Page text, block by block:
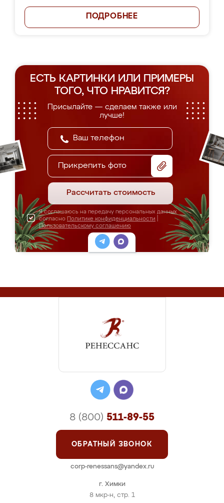
ПОДРОБНЕЕ
ЕСТЬ КАРТИНКИ ИЛИ ПРИМЕРЫ
ТОГО, ЧТО НРАВИТСЯ?
Присылайте — сделаем также или
лучше!
Прикрепить фото
Рассчитать стоимость
Я соглашаюсь на передачу персональных данных
согласно Политике конфиденциальности
Пользовательскому соглашению
г. Химки
8 мкр-н, стр. 1
8 (800) 511-89-55
ОБРАТНЫЙ ЗВОНОК
corp-renessans@yandex.ru